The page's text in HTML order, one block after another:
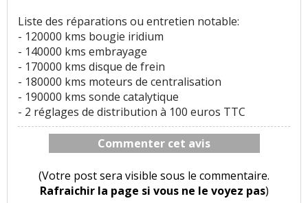
Liste des réparations ou entretien notable:
- 120000 kms bougie iridium
- 140000 kms embrayage
- 170000 kms disque de frein
- 180000 kms moteurs de centralisation
- 190000 kms sonde catalytique
- 2 réglages de distribution à 100 euros TTC
Commenter cet avis
(Votre post sera visible sous le commentaire.
Rafraichir la page si vous ne le voyez pas)